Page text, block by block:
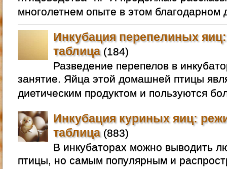
многолетнем опыте в этом
Инкубация перепелиных
таблица(184)
Разведение перепелов в
занятие. Яйца этой домашней птицы
диетическим продуктом и пользуются
Инкубация куриных яиц:
таблица(883)
В инкубаторах можно выводить
птицы, но самым популярным и